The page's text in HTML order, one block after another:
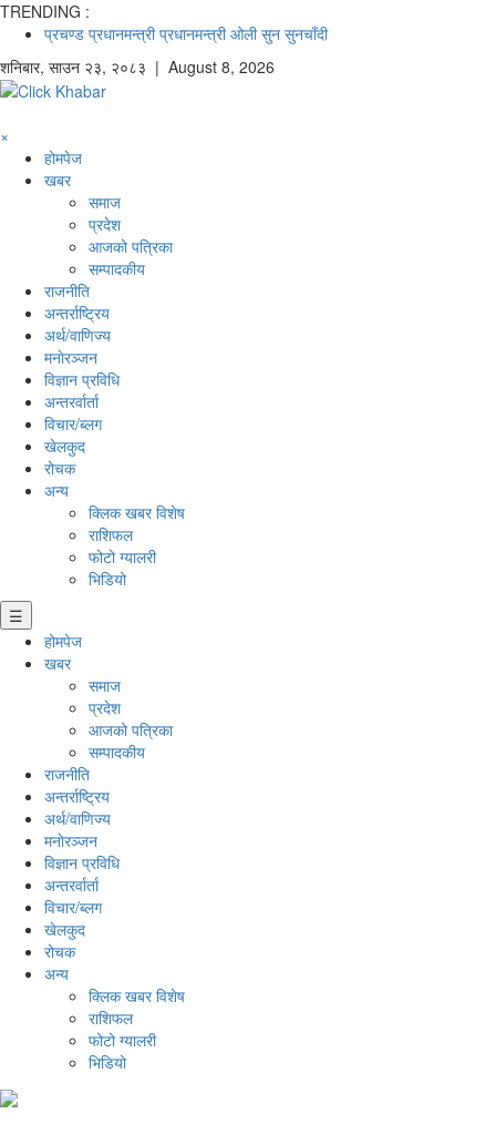
TRENDING :
प्रचण्ड प्रधानमन्त्री प्रधानमन्त्री ओली सुन सुनचाँदी
शनिबार, साउन २३, २०८३ | August 8, 2026
×
होमपेज
खबर
समाज
प्रदेश
आजको पत्रिका
सम्पादकीय
राजनीति
अन्तर्राष्ट्रिय
अर्थ/वाणिज्य
मनाेरञ्जन
विज्ञान प्रविधि
अन्तरर्वार्ता
विचार/ब्लग
खेलकुद
रोचक
अन्य
क्लिक खबर विशेष
राशिफल
फोटो ग्यालरी
भिडियो
☰
होमपेज
खबर
समाज
प्रदेश
आजको पत्रिका
सम्पादकीय
राजनीति
अन्तर्राष्ट्रिय
अर्थ/वाणिज्य
मनाेरञ्जन
विज्ञान प्रविधि
अन्तरर्वार्ता
विचार/ब्लग
खेलकुद
रोचक
अन्य
क्लिक खबर विशेष
राशिफल
फोटो ग्यालरी
भिडियो